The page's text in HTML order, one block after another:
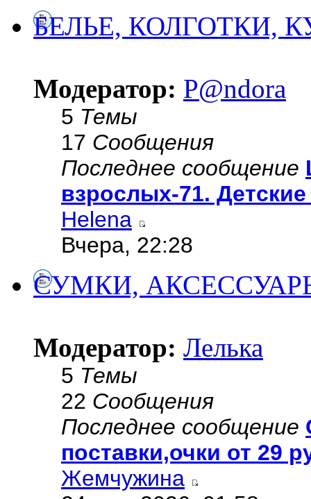
БЕЛЬЕ, КОЛГОТКИ,
Модератор: P@ndora
5 Темы
17 Сообщения
Последнее сообщение
взрослых-71.
Helena
Вчера, 22:28
СУМКИ,
Модератор: Лелька
5 Темы
22 Сообщения
Последнее сообщение
поставки,очки от 29
Жемчужина